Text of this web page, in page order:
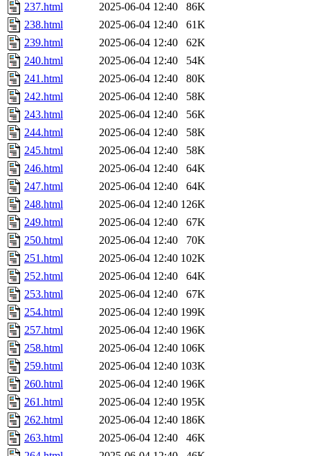
237.html
2025-06-04 12:40
86K
238.html
2025-06-04 12:40
61K
239.html
2025-06-04 12:40
62K
240.html
2025-06-04 12:40
54K
241.html
2025-06-04 12:40
80K
242.html
2025-06-04 12:40
58K
243.html
2025-06-04 12:40
56K
244.html
2025-06-04 12:40
58K
245.html
2025-06-04 12:40
58K
246.html
2025-06-04 12:40
64K
247.html
2025-06-04 12:40
64K
248.html
2025-06-04 12:40 126K
249.html
2025-06-04 12:40
67K
250.html
2025-06-04 12:40
70K
251.html
2025-06-04 12:40 102K
252.html
2025-06-04 12:40
64K
253.html
2025-06-04 12:40
67K
254.html
2025-06-04 12:40 199K
257.html
2025-06-04 12:40 196K
258.html
2025-06-04 12:40 106K
259.html
2025-06-04 12:40 103K
260.html
2025-06-04 12:40 196K
261.html
2025-06-04 12:40 195K
262.html
2025-06-04 12:40 186K
263.html
2025-06-04 12:40
46K